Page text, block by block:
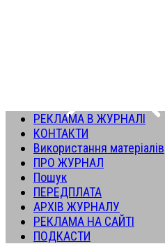
РЕКЛАМА В ЖУРНАЛІ
КОНТАКТИ
Використання матеріалів
ПРО ЖУРНАЛ
Пошук
ПЕРЕДПЛАТА
АРХІВ ЖУРНАЛУ
РЕКЛАМА НА САЙТІ
ПОДКАСТИ